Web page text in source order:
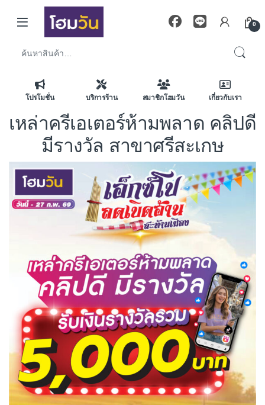
Skip to navigation
Skip to content
0
โปรโมชั่น บริการร้าน สมาชิกโฮมวัน เกี่ยวกับเรา
เหล่าครีเอเตอร์ห้ามพลาด คลิปดี
มีรางวัล สาขาศรีสะเกษ